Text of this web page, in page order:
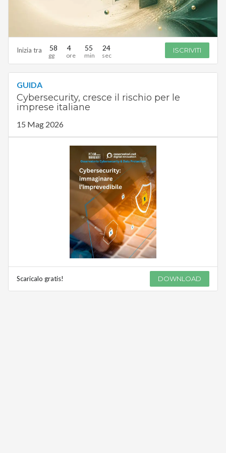
Inizia tra 58 4 55 23 ISCRIVITI
GUIDA
Cybersecurity, cresce il rischio per le
imprese italiane
15 Mag 2026
Scaricalo gratis! DOWNLOAD